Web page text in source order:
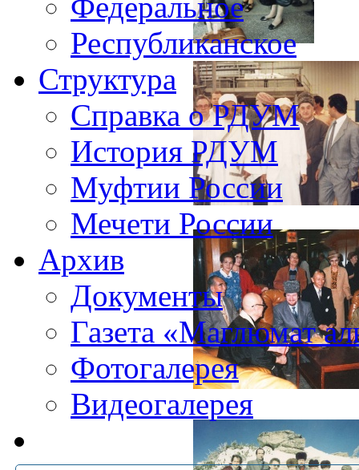
Республиканское
Структура
Справка о РДУМ
История РДУМ
Муфтии России
Мечети России
Архив
Документы
Газета «Маглюмат
Фотогалерея
Видеогалерея